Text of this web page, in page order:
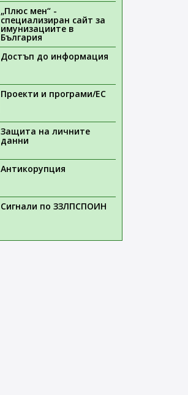
„Плюс мен“ -
специализиран сайт за
имунизациите в
България
Достъп до информация
Проекти и програми/ЕС
Защита на личните
данни
Антикорупция
Сигнали по ЗЗЛПСПОИН